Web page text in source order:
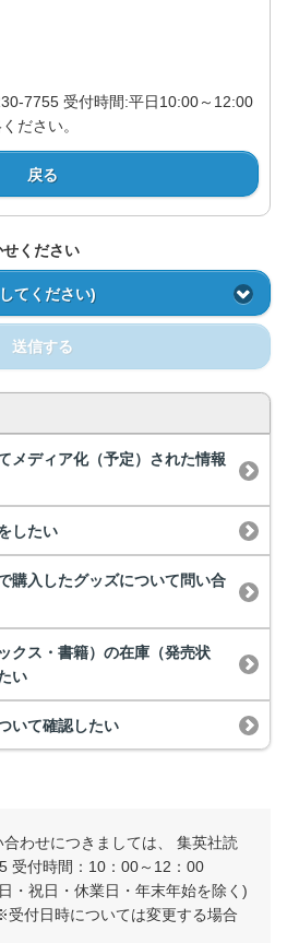
7755 受付時間:平日10:00～12:00
ださい。
戻る
ください
てください)
送信する
メディア化（予定）された情報
したい
購入したグッズについて問い合
クス・書籍）の在庫（発売状
い
いて確認したい
わせにつきましては、 集英社読
受付時間：10：00～12：00
祝日・休業日・年末年始を除く)
付日時については変更する場合